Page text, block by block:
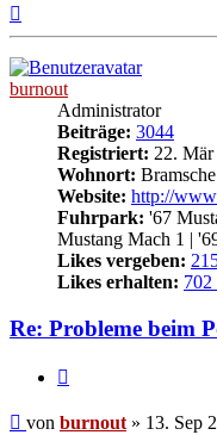
burnout
Administrator
Beiträge: 3044
Registriert: 22.
Wohnort: Bramsche
Website: http://
Fuhrpark: '67
Mustang Mach 1 |
Likes vergeben:
Likes erhalten: 702
Re: Probleme beim
Beitrag
von burnout» 13. Sep